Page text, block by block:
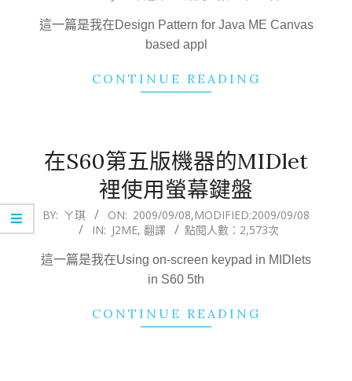
16
這一篇是我在Design Pattern for Java ME Canvas
based appl
CONTINUE READING
在S60第五版機器的MIDlet
裡使用螢幕鍵盤
2009-
08
BY: ㄚ琪 ON: 2009/09/08,MODIFIED:2009/09/08
IN: J2ME, 翻譯 點閱人數：2,573次
這一篇是我在Using on-screen keypad in MIDlets
in S60 5th
CONTINUE READING